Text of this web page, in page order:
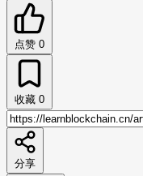
点赞 0
收藏 0
分享